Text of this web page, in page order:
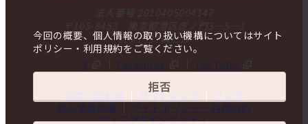
今回の概要、個人情報の取り扱い機構についてはサイト
ポリシー・利用規約をご覧ください。
拒否
法人番号 2010405004147
〒105-8453 東京都港区虎ノ門3－5－1
虎ノ門37森ビル
X
Facebook YouTube
お問い合わせ サイトマップ
リンク
個人情報保護
サイトポリシー・利用規約
ウェブアクセシビリティ